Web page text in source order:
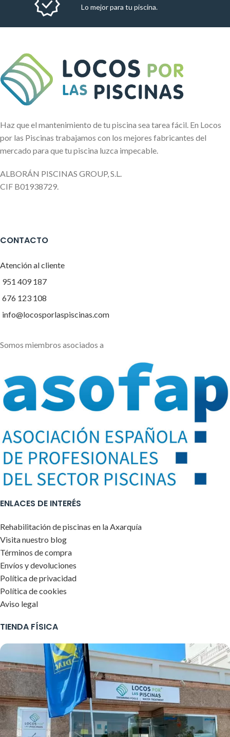
Lo mejor para tu piscina.
Haz que el mantenimiento de tu piscina sea tarea fácil. En Locos
por las Piscinas trabajamos con los mejores fabricantes del
mercado para que tu piscina luzca impecable.
ALBORÁN PISCINAS GROUP, S.L.
CIF B01938729.
CONTACTO
Atención al cliente
951 409 187
676 123 108
info@locosporlaspiscinas.com
Somos miembros asociados a
ENLACES DE INTERÉS
Rehabilitación de piscinas en la Axarquía
Visita nuestro blog
Términos de compra
Envíos y devoluciones
Política de privacidad
Política de cookies
Aviso legal
TIENDA FÍSICA